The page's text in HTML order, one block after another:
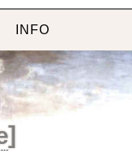
INFO
]